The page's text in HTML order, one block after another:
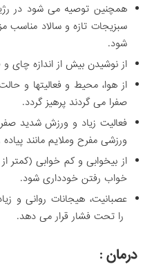
همچنین توصیه می شود در
سبزیجات تازه و سالاد مناسب
شود.
از نوشیدن بیش از اندازه چای و
از هوا، محیط و فعالیت­ها و
صفرا می گردند پرهیز گردد.
فعالیت زیاد و ورزش شدید
ورزشی مفرح وملایم مانند
خواب رفتن خودداری شود.
عصبانیت، هیجانات روانی و
را تحت فشار قرار می دهد.
درمان :